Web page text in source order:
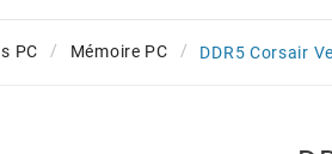
PC Mémoire PC DDR5 Corsair